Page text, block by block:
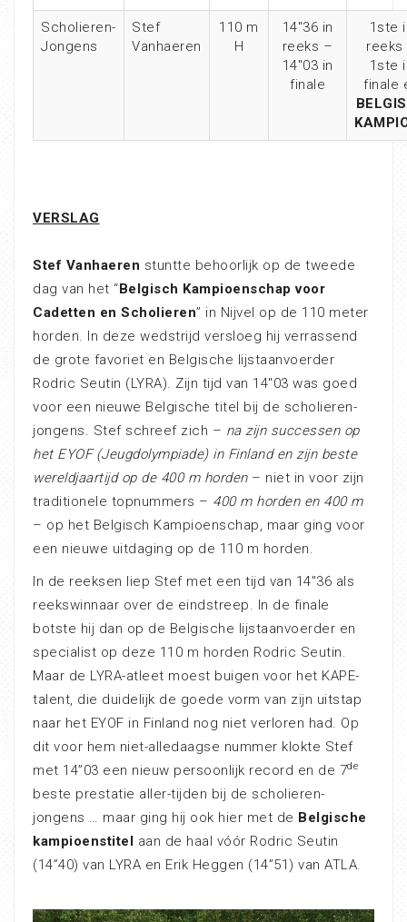
Scholieren-
Jongens
Stef
Vanhaeren
110 m
H
14″36 in
reeks –
14″03 in
finale
1ste
reeks
1ste
finale
VERSLAG
Stef Vanhaeren stuntte behoorlijk op de tweede
dag van het “Belgisch Kampioenschap voor
Cadetten en Scholieren” in Nijvel op de 110 meter
horden. In deze wedstrijd versloeg hij verrassend
de grote favoriet en Belgische lijstaanvoerder
Rodric Seutin (LYRA). Zijn tijd van 14″03 was goed
voor een nieuwe Belgische titel bij de scholieren-
jongens. Stef schreef zich – na zijn successen op
het EYOF (Jeugdolympiade) in Finland en zijn beste
wereldjaartijd op de 400 m horden– niet in voor zijn
traditionele topnummers – 400 m horden en 400 m
– op het Belgisch Kampioenschap, maar ging voor
een nieuwe uitdaging op de 110 m horden.
In de reeksen liep Stef met een tijd van 14″36 als
reekswinnaar over de eindstreep. In de finale
botste hij dan op de Belgische lijstaanvoerder en
specialist op deze 110 m horden Rodric Seutin.
Maar de LYRA-atleet moest buigen voor het KAPE-
talent, die duidelijk de goede vorm van zijn uitstap
naar het EYOF in Finland nog niet verloren had. Op
dit voor hem niet-alledaagse nummer klokte Stef
met 14”03 een nieuw persoonlijk record en de 7de
beste prestatie aller-tijden bij de scholieren-
jongens … maar ging hij ook hier met de Belgische
kampioenstitel aan de haal vóór Rodric Seutin
(14”40) van LYRA en Erik Heggen (14”51) van ATLA.